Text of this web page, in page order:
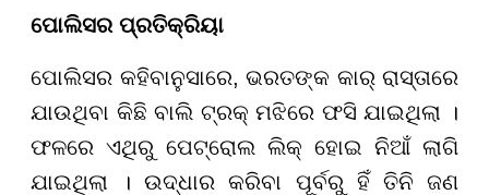
ପୋଲିସର ପ୍ରତିକ୍ରିୟା
ପୋଲିସର କହିବାନୁସାରେ, ଭରତଙ୍କ କାର୍ ରାସ୍ତାରେ
ଯାଉଥିବା କିଛି ବାଲି ଟ୍ରକ୍ ମଝିରେ ଫସି ଯାଇଥିଲା ।
ଫଳରେ ଏଥିରୁ ପେଟ୍ରୋଲ ଲିକ୍ ହୋଇ ନିଆଁ ଲାଗି
ଯାଇଥିଲା । ଉଦ୍ଧାର କରିବା ପୂର୍ବରୁ ହିଁ ତିନି ଜଣ